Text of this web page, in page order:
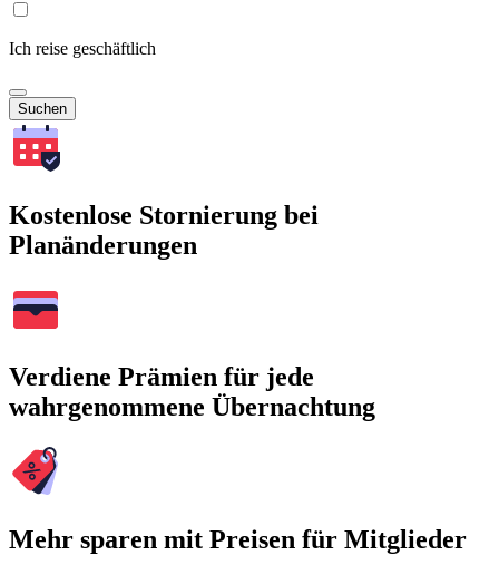
Ich reise geschäftlich
Suchen
Kostenlose Stornierung bei
Planänderungen
Verdiene Prämien für jede
wahrgenommene Übernachtung
Mehr sparen mit Preisen für Mitglieder